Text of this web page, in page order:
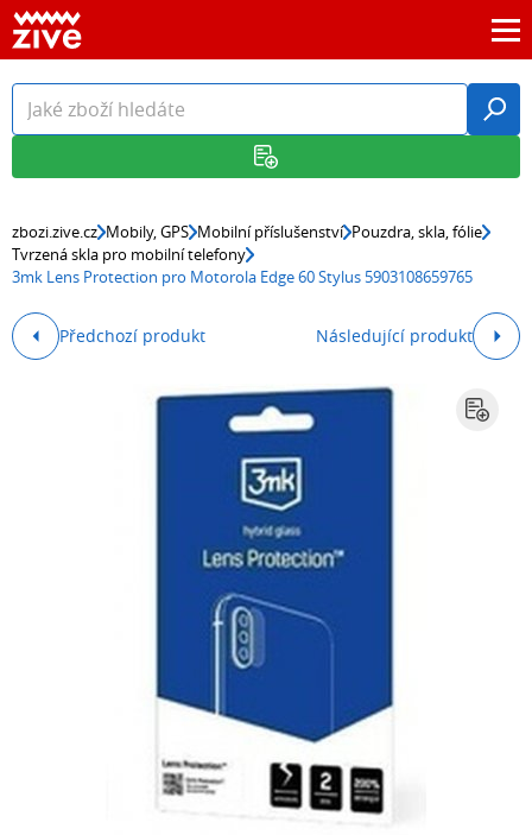
zbozi.zive.cz Mobily, GPS Mobilní příslušenství Pouzdra, skla, fólie
Tvrzená skla pro mobilní telefony
3mk Lens Protection pro Motorola Edge 60 Stylus 5903108659765
Předchozí produkt Následující produkt